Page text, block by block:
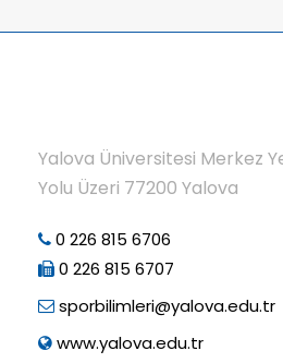
Yalova Üniversitesi Merkez
Yolu Üzeri 77200 Yalova
0 226 815 6706
0 226 815 6707
sporbilimleri@yalova.edu.tr
www.yalova.edu.tr